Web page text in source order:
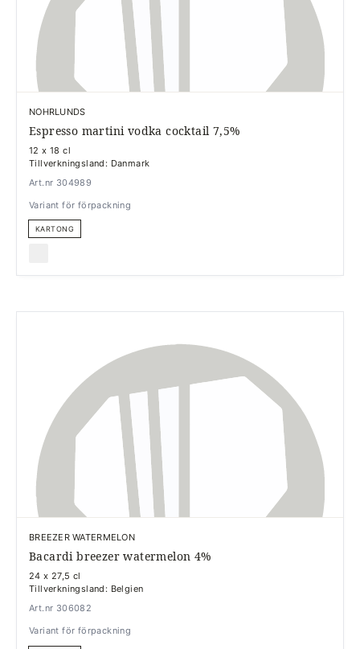
NOHRLUNDS
Espresso martini vodka cocktail 7,5%
12 x 18 cl
Tillverkningsland: Danmark
Art.nr 304989
Variant för förpackning
KARTONG
BREEZER WATERMELON
Bacardi breezer watermelon 4%
24 x 27,5 cl
Tillverkningsland: Belgien
Art.nr 306082
Variant för förpackning